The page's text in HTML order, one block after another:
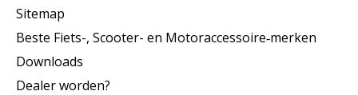
Sitemap
Beste Fiets-, Scooter- en Motoraccessoire‑merken
Downloads
Dealer worden?